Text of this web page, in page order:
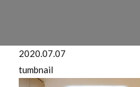
2020.07.07
tumbnail